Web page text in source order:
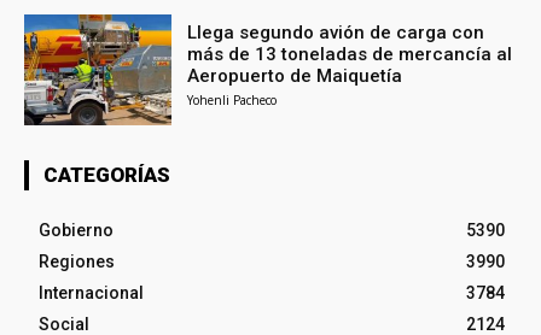
Llega segundo avión de carga con
más de 13 toneladas de mercancía al
Aeropuerto de Maiquetía
Yohenli Pacheco
CATEGORÍAS
Gobierno
5390
Regiones
3990
Internacional
3784
Social
2124